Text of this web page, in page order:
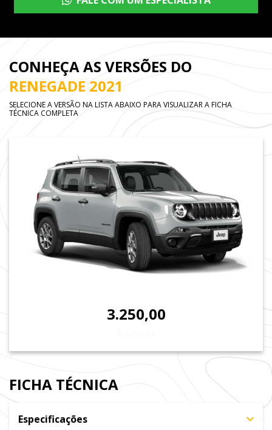
CONHEÇA AS VERSÕES DO
RENEGADE 2021
SELECIONE A VERSÃO NA LISTA ABAIXO PARA VISUALIZAR A FICHA
TÉCNICA COMPLETA
3.250,00
FICHA TÉCNICA
Especificações